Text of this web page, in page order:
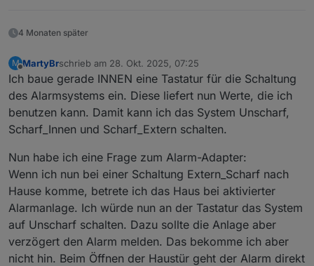
4 Monaten später
M
Offline
MartyBrschrieb am 28. Okt. 2025, 07:25
zuletzt editiert von
Ich baue gerade INNEN eine Tastatur für die Schaltung
des Alarmsystems ein. Diese liefert nun Werte, die ich
benutzen kann. Damit kann ich das System Unscharf,
Scharf_Innen und Scharf_Extern schalten.
Nun habe ich eine Frage zum Alarm-Adapter:
Wenn ich nun bei einer Schaltung Extern_Scharf nach
Hause komme, betrete ich das Haus bei aktivierter
Alarmanlage. Ich würde nun an der Tastatur das System
auf Unscharf schalten. Dazu sollte die Anlage aber
verzögert den Alarm melden. Das bekomme ich aber
nicht hin. Beim Öffnen der Haustür geht der Alarm direkt